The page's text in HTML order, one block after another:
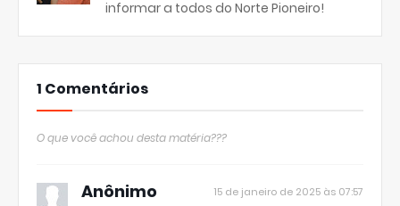
informar a todos do Norte Pioneiro!
1 Comentários
O que você achou desta matéria???
Anônimo 15 de janeiro de 2025 às 07:57